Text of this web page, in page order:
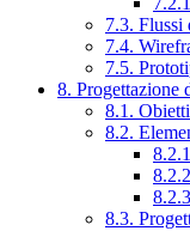
7.3. Flussi
7.4.
7.5.
8. Progettazione
8.1.
8.2.
8.3.